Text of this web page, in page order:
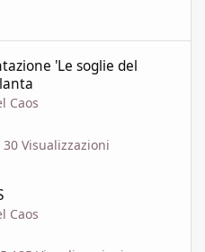
'Le soglie del
Caos
30 Visualizzazioni
Caos